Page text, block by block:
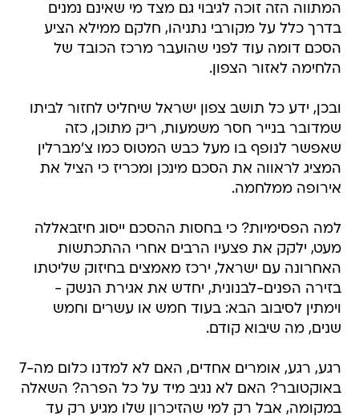
המתווה הזה זוכה לגיבוי גם מצד מי שאינם נמנים
בדרך כלל על מקורבי נתניהו, חלקם ממילא הציע
הסכם דומה עוד לפני שהועבר מרכז הכובד של
הלחימה לאזור הצפון.
ובכן, ידע כל תושב צפון ישראל שיחליט לחזור לביתו
שמדובר בנייר חסר משמעות, ריק מתוכן, כזה
שאפשר לנופף בו מעל כבש המטוס כמו צ'מברלין
המציג לראווה את הסכם מינכן ומכריז כי הציל את
אירופה ממלחמה.
למה הפסימיות? כי בחסות ההסכם ייסוג חיזבאללה
מעט, ילקק את פצעיו הרבים אחרי ההתכתשות
האחרונה עם ישראל, ירכז מאמצים בחיזוק שליטתו
בזירה הפנים-לבנונית, יחדש את אגירת הנשק -
וימתין לסיבוב הבא: בעוד חמש או עשרים וחמש
שנים, מה שיבוא קודם.
רגע, רגע, אומרים אחדים, האם לא למדנו כלום מה-7
באוקטובר? האם לא נגיב מיד על כל הפרה? השאלה
במקומה, אבל רק למי שהזיכרון שלו מגיע רק עד